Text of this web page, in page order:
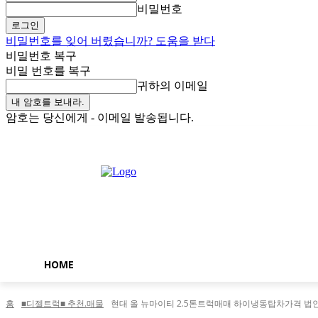
비밀번호
비밀번호를 잊어 버렸습니까? 도움을 받다
비밀번호 복구
비밀 번호를 복구
귀하의 이메일
암호는 당신에게 - 이메일 발송됩니다.
HOME
홈 ■디젤트럭■ 추천.매물 현대 올 뉴마이티 2.5톤트럭매매 하이냉동탑차가격 법